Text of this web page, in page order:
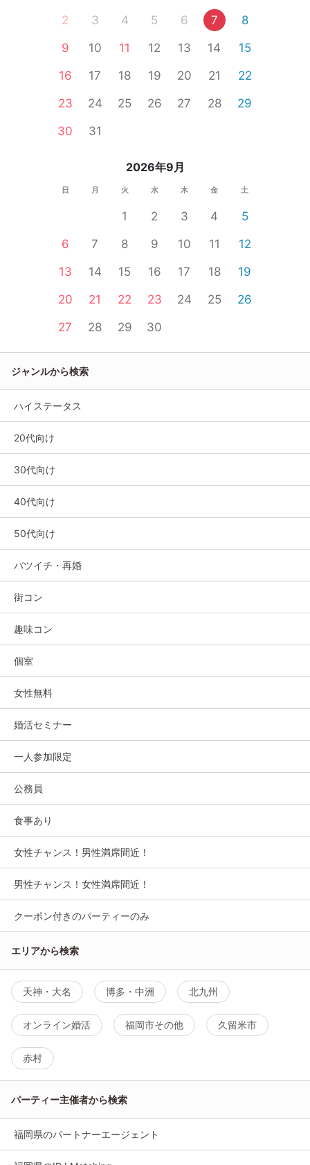
2
3 4 5 6 7
8
9
10 11 12 13 14
15
16
17 18 19 20 21
22
23
24 25 26 27 28
29
30
31
2026年9月
日 月 火 水 木 金 土
1 2 3 4
5
6
7 8 9 10 11
12
13
14 15 16 17 18
19
20
21 22 23 24 25
26
27
28 29 30
ジャンルから検索
ハイステータス
20代向け
30代向け
40代向け
50代向け
バツイチ・再婚
街コン
趣味コン
個室
女性無料
婚活セミナー
一人参加限定
公務員
食事あり
女性チャンス！男性満席間近！
男性チャンス！女性満席間近！
クーポン付きのパーティーのみ
エリアから検索
天神・大名 博多・中洲 北九州
オンライン婚活 福岡市その他 久留米市
赤村
パーティー主催者から検索
福岡県のパートナーエージェント